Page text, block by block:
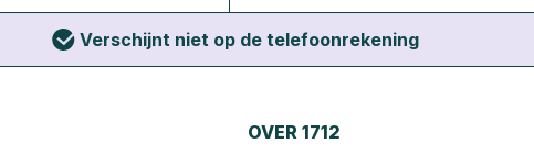
Verschijnt niet op de telefoonrekening
OVER 1712